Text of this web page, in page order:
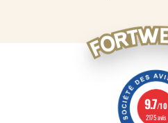
9.7/10
2175 avis